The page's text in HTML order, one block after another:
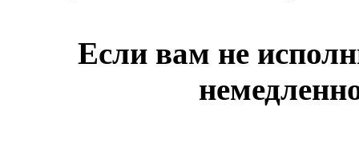
Если вам не